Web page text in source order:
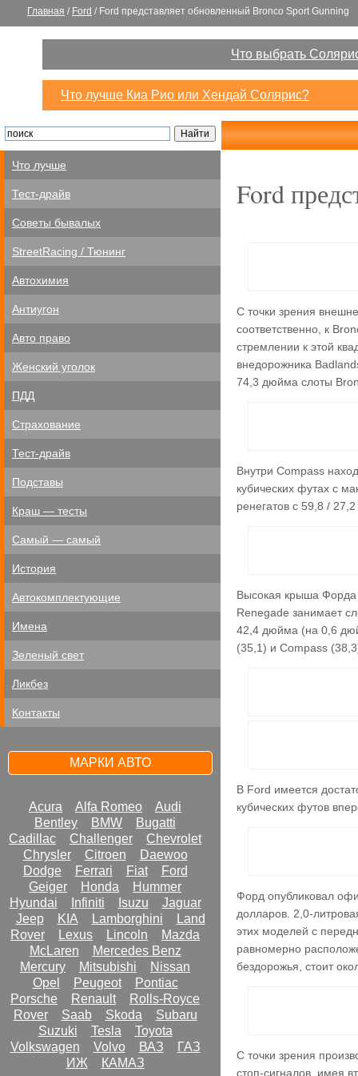
Главная / Ford / Ford представляет обновленный Bronco Sport Gunning
Что выбрать
Что лучше Киа Рио или Хендай Солярис?
Что лучше
Тест-драйв
Советы бывалых
StreetRacing / Тюнинг
Автохимия
Антиугон
Авто право
Женский уголок
ПДД
Страхование
Тест-драйв
Подставы
Краш — тесты
Самый — самый
История
Автокомплектующие
Имена
Зеленый свет
Ликбез
Контакты
МАРКИ АВТО
Acura Alfa Romeo
Audi
Bentley
BMW
Bugatti
Cadillac
Challenger
Chevrolet
Chrysler
Citroen
Daewoo
Dodge
Ferrari Fiat
Ford
Geiger
Honda
Hummer
Hyundai
Infiniti Isuzu
Jaguar
Jeep
KIA Lamborghini
Land
Rover
Lexus Lincoln
Mazda
McLaren
Mercedes Benz
Mercury
Mitsubishi
Nissan
Opel
Peugeot
Pontiac
Porsche
Renault
Rolls-Royce
Rover
Saab Skoda
Subaru
Suzuki
Tesla
Toyota
Volkswagen
Volvo ВАЗ
ГАЗ
ИЖ
КАМАЗ
Ford
С точки зрения
соответственно, к
стремлении к этой
внедорожника
74,3 дюйма слоты
Внутри Compass
кубических футах с
ренегатов с 59,8 /
Высокая крыша Форда
Renegade занимает
42,4 дюйма (на 0,6
(35,1) и Compass
В Ford имеется
кубических футов
Форд опубликовал
долларов. 2,0-
этих моделей с
равномерно
бездорожья, стоит
С точки зрения
стоп-сигналов, имея